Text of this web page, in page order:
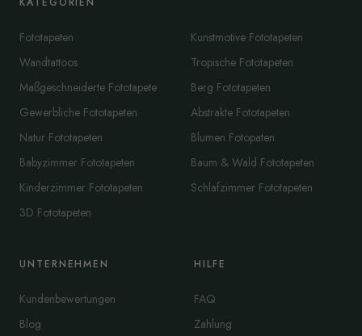
Fototapeten
Wandtattoos
Maßgeschneiderte Fototapete
Gewerbliche Fototapeten
Natur Fototapeten
Babyzimmer Fototapeten
Kinderzimmer Fototapeten
3D Fototapeten
Kunstmotive Fototapeten
Tropische Fototapeten
Berg Fototapeten
Abstrakte Fototapeten
Blumen Fotopaten
Baum & Wald Fototapeten
Schlafzimmer Fototapeten
UNTERNEHMEN
Kundenbewertungen
Blog
HILFE
FAQ
Zahlung